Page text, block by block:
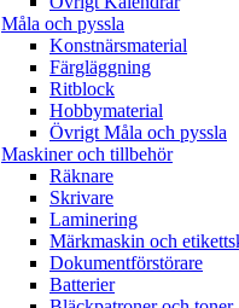
Måla och pyssla
Konstnärsmaterial
Färgläggning
Ritblock
Hobbymaterial
Övrigt Måla och pyssla
Maskiner och tillbehör
Räknare
Skrivare
Laminering
Märkmaskin och
Dokumentförstörare
Batterier